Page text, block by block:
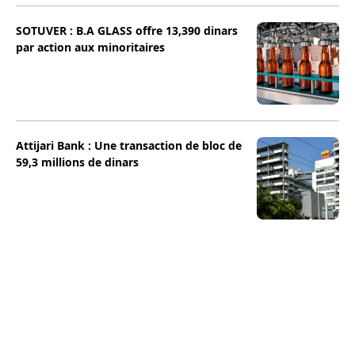
SOTUVER : B.A GLASS offre 13,390 dinars
par action aux minoritaires
Attijari Bank : Une transaction de bloc de
59,3 millions de dinars